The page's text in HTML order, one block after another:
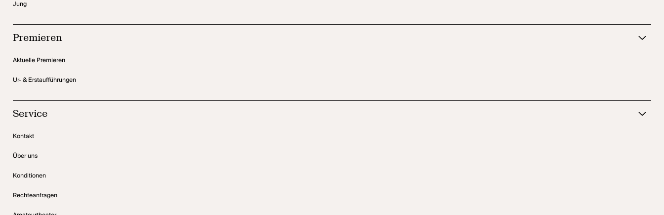
Jung
Premieren
Aktuelle Premieren
Ur- & Erstaufführungen
Service
Kontakt
Über uns
Konditionen
Rechteanfragen